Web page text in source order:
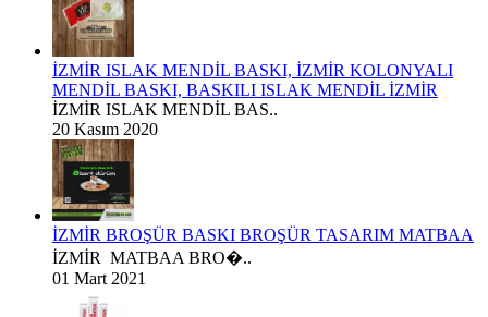
İZMİR ISLAK MENDİL BASKI, İZMİR KOLONYALI
MENDİL BASKI, BASKILI ISLAK MENDİL İZMİR
İZMİR ISLAK MENDİL BAS..
20 Kasım 2020
İZMİR BROŞÜR BASKI BROŞÜR TASARIM MATBAA
İZMİR MATBAA BRO�..
01 Mart 2021